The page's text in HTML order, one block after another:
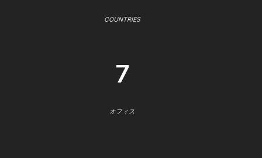
COUNTRIES
7
オフィス